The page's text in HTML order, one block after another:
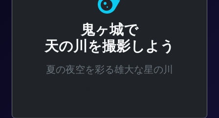
鬼ヶ城で
天の川を撮影しよう
夏の夜空を彩る雄大な星の川